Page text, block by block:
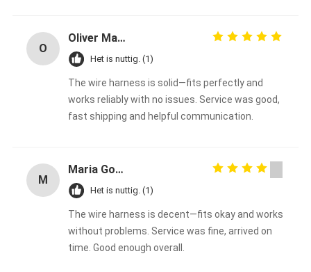
O
Oliver Martinez
Het is nuttig. (1)
The wire harness is solid—fits perfectly and
works reliably with no issues. Service was good,
fast shipping and helpful communication.
M
Maria Gonzalez
Het is nuttig. (1)
The wire harness is decent—fits okay and works
without problems. Service was fine, arrived on
time. Good enough overall.